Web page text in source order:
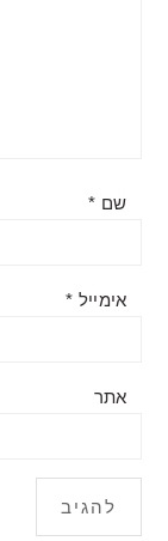
שם *
אימייל *
אתר